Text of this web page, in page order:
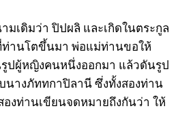
เดิมว่า ปิปผลิ และเกิดในตระกูล
านโตขึ้นมา พ่อแม่ท่านขอให้
ปผู้หญิงคนหนึ่งออกมา แล้วดันรูป
างภัททกาปิลานี ซึ่งทั้งสองท่าน
งท่านเขียนจดหมายถึงกันว่า ให้